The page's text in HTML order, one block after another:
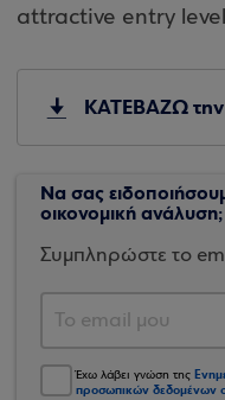
attractive entry
ΚΑΤΕΒΑΖΩ την
Να σας
οικονομική ανάλυση;
Συμπληρώστε το
Έχω λάβει γνώση της
προσωπικών δεδομένων